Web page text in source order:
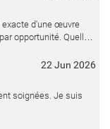
exacte d'une œuvre
opportunité. Quelle
22 Jun 2026
soignées. Je suis